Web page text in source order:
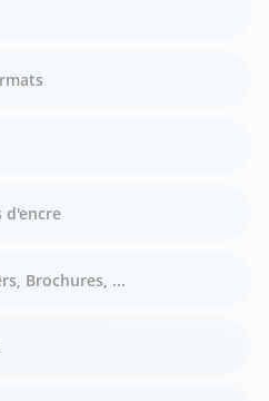
d'encre
Brochures, ...